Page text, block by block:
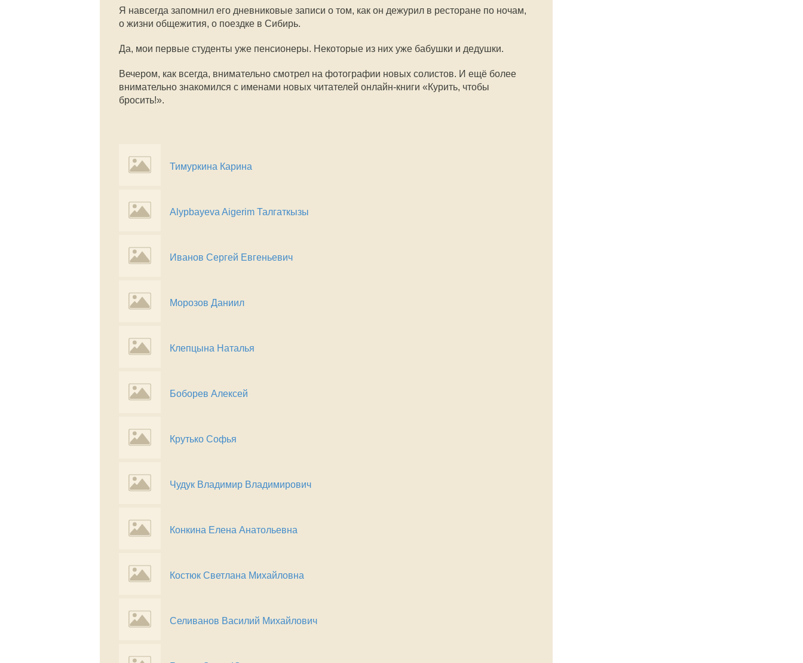
Я навсегда запомнил его дневниковые записи о том, как он дежурил в ресторане по ночам,
о жизни общежития, о поездке в Сибирь.
Да, мои первые студенты уже пенсионеры. Некоторые из них уже бабушки и дедушки.
Вечером, как всегда, внимательно смотрел на фотографии новых солистов. И ещё более
внимательно знакомился с именами новых читателей онлайн-книги «Курить, чтобы
бросить!».
Тимуркина Карина
Alypbayeva Aigerim Талгаткызы
Иванов Сергей Евгеньевич
Морозов Даниил
Клепцына Наталья
Боборев Алексей
Крутько Софья
Чудук Владимир Владимирович
Конкина Елена Анатольевна
Костюк Светлана Михайловна
Селиванов Василий Михайлович